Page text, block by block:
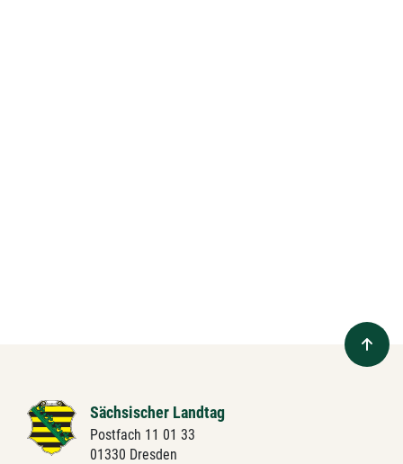
Sächsischer Landtag
Postfach 11 01 33
01330 Dresden